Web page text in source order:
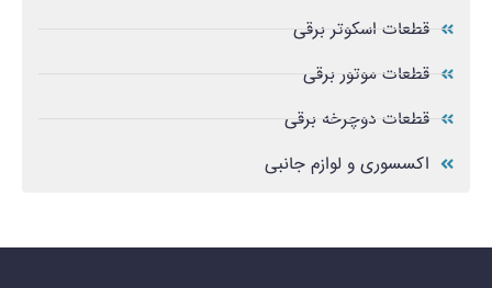
قطعات اسکوتر برقی
قطعات موتور برقی
قطعات دوچرخه برقی
اکسسوری و لوازم جانبی